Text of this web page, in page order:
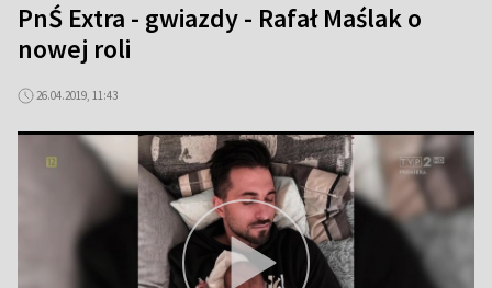
PnŚ Extra - gwiazdy - Rafał Maślak o
nowej roli
26.04.2019, 11:43